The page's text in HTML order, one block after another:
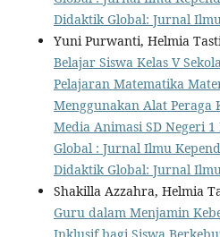
Didaktik Global: Jurnal
Yuni Purwanti, Helmia
Belajar Siswa Kelas V
Pelajaran Matematika
Menggunakan Alat Peraga
Media Animasi SD Negeri
Global : Jurnal Ilmu
Didaktik Global: Jurnal
Shakilla Azzahra, Helmia
Guru dalam Menjamin